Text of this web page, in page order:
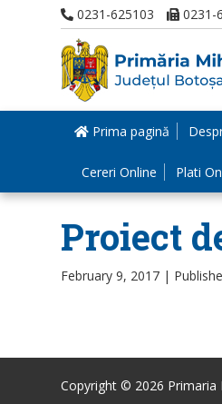
0231-625103 0231-
Prima pagină
Cereri Online Plati
Proiect
February 9, 2017 |
Copyright © 2026 Primaria